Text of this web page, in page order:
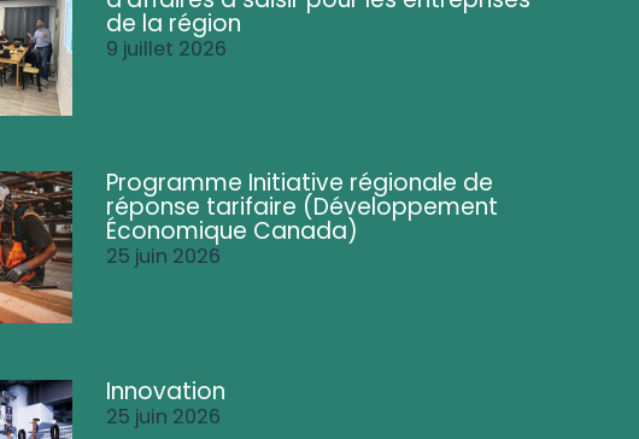
de la région
9 juillet 2026
Programme Initiative régionale de
réponse tarifaire (Développement
Économique Canada)
25 juin 2026
Innovation
25 juin 2026